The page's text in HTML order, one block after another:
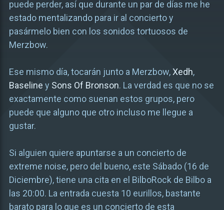
puede perder, así que durante un par de días me he
estado mentalizando para ir al concierto y
pasármelo bien con los sonidos tortuosos de
Merzbow.
Ese mismo día, tocarán junto a Merzbow, Xedh,
Baseline y Sons Of Bronson. La verdad es que no se
exactamente como suenan estos grupos, pero
puede que alguno que otro incluso me llegue a
gustar.
Si alguien quiere apuntarse a un concierto de
extreme noise, pero del bueno, este Sábado (16 de
Diciembre), tiene una cita en el BilboRock de Bilbo a
las 20:00. La entrada cuesta 10 eurillos, bastante
barato para lo que es un concierto de esta